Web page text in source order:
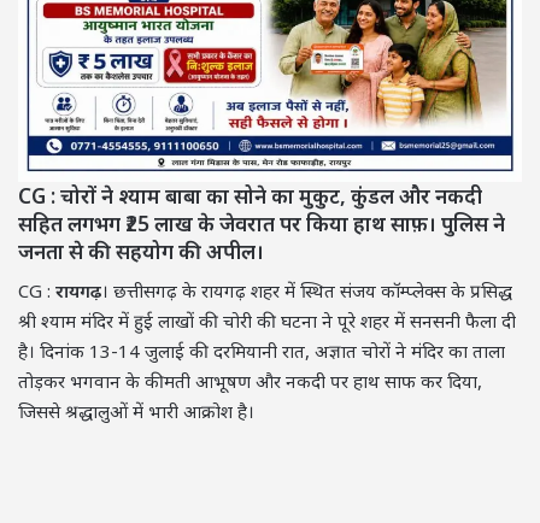
CG : चोरों ने श्याम बाबा का सोने का मुकुट, कुंडल और नकदी
सहित लगभग ₹25 लाख के जेवरात पर किया हाथ साफ़। पुलिस ने
जनता से की सहयोग की अपील।
CG : रायगढ़। छत्तीसगढ़ के रायगढ़ शहर में स्थित संजय कॉम्प्लेक्स के प्रसिद्ध
श्री श्याम मंदिर में हुई लाखों की चोरी की घटना ने पूरे शहर में सनसनी फैला दी
है। दिनांक 13-14 जुलाई की दरमियानी रात, अज्ञात चोरों ने मंदिर का ताला
तोड़कर भगवान के कीमती आभूषण और नकदी पर हाथ साफ कर दिया,
जिससे श्रद्धालुओं में भारी आक्रोश है।